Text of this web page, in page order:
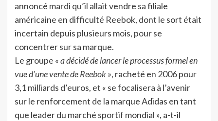
annoncé mardi qu’il allait vendre sa filiale
américaine en difficulté Reebok, dont le sort était
incertain depuis plusieurs mois, pour se
concentrer sur sa marque.
Le groupe « a décidé de lancer le processus formel en
vue d’une vente de Reebok », racheté en 2006 pour
3,1 milliards d’euros, et « se focalisera à l’avenir
sur le renforcement de la marque Adidas en tant
que leader du marché sportif mondial », a-t-il